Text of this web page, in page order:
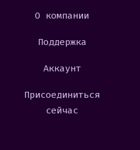
О компании
Поддержка
Аккаунт
Присоединиться
сейчас